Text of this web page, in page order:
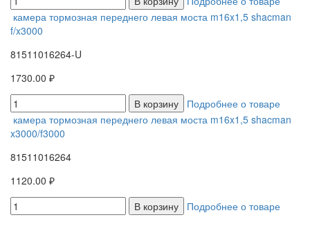
камера тормозная переднего левая моста m16x1,5 shacman
f/x3000
81511016264-U
1730.00 ₽
В корзину
Подробнее о товаре
камера тормозная переднего левая моста m16x1,5 shacman
x3000/f3000
81511016264
1120.00 ₽
В корзину
Подробнее о товаре